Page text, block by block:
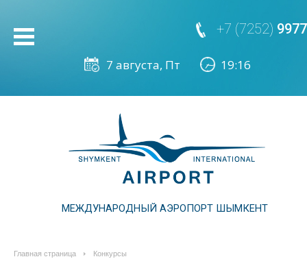
+7 (7252)
МЕЖДУНАРОДНЫЙ АЭРОПОРТ ШЫМКЕНТ
Главная страница Конкурсы